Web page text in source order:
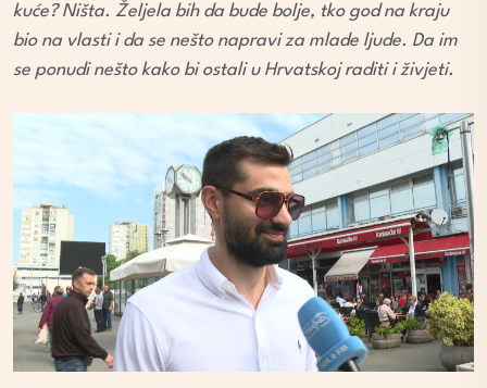
kuće? Ništa. Željela bih da bude bolje, tko god na kraju
bio na vlasti i da se nešto napravi za mlade ljude. Da im
se ponudi nešto kako bi ostali u Hrvatskoj raditi i živjeti.